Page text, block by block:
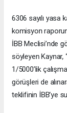
6306 sayılı yasa
komisyon
İBB Meclisi’nde
söyleyen Kaynar,
1/5000’lik
görüşleri de
teklifinin İBB’ye